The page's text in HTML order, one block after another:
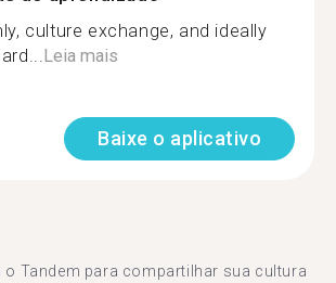
culture exchange, and ideally
Leia mais
Baixe o aplicativo
o Tandem para compartilhar sua cultura